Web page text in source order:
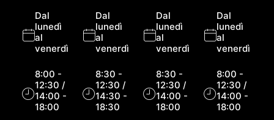
Dal
lunedì
al
venerdì
8:00 -
12:30 /
14:00 -
18:00
Dal
lunedì
al
venerdì
8:30 -
12:30 /
14:30 -
18:30
Dal
lunedì
al
venerdì
8:30 -
12:30 /
14:00 -
18:00
Dal
lunedì
al
venerdì
8:00 -
12:30 /
14:00 -
18:00